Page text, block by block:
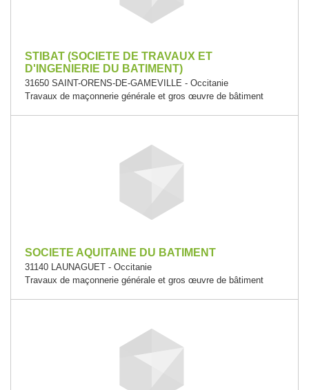
STIBAT (SOCIETE DE TRAVAUX ET
D'INGENIERIE DU BATIMENT)
31650 SAINT-ORENS-DE-GAMEVILLE - Occitanie
Travaux de maçonnerie générale et gros œuvre de bâtiment
SOCIETE AQUITAINE DU BATIMENT
31140 LAUNAGUET - Occitanie
Travaux de maçonnerie générale et gros œuvre de bâtiment